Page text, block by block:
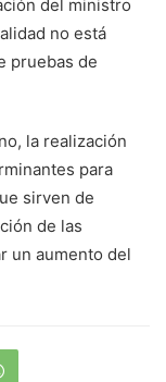
del ministro
no está
pruebas de
la realización
para
sirven de
de las
un aumento del